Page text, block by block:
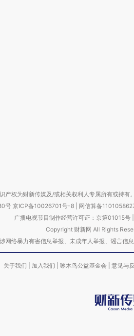
产权为财新传媒及/或相关权利人专属所有或持有
号 京ICP备10026701号-8 网信算备
广播电视节目制作经营许可证：京第01015号|
Copyright 财新网 All Rights
网络暴力有害信息举报、未成年人举报、谣
关于我们 加入我们 啄木鸟公益基金会 意见与